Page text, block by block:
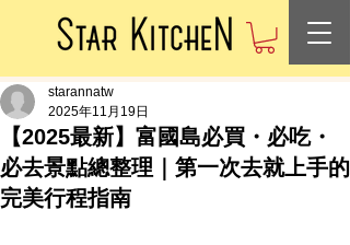
【2025最新】富國島必買・必吃・
必去景點總整理｜第一次去就上手的
完美行程指南
starannatw
2025年11月19日